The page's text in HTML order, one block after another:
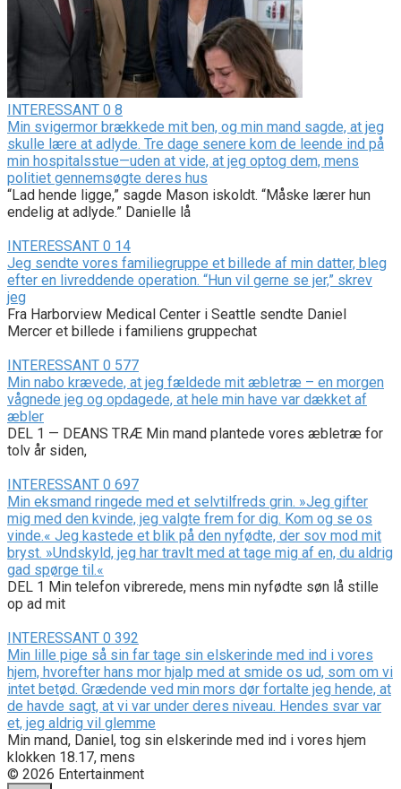
INTERESSANT 0 8
Min svigermor brækkede mit ben, og min mand sagde, at jeg
skulle lære at adlyde. Tre dage senere kom de leende ind på
min hospitalsstue—uden at vide, at jeg optog dem, mens
politiet gennemsøgte deres hus
“Lad hende ligge,” sagde Mason iskoldt. “Måske lærer hun
endelig at adlyde.” Danielle lå
INTERESSANT 0 14
Jeg sendte vores familiegruppe et billede af min datter, bleg
efter en livreddende operation. “Hun vil gerne se jer,” skrev
jeg
Fra Harborview Medical Center i Seattle sendte Daniel
Mercer et billede i familiens gruppechat
INTERESSANT 0 577
Min nabo krævede, at jeg fældede mit æbletræ – en morgen
vågnede jeg og opdagede, at hele min have var dækket af
æbler
DEL 1 — DEANS TRÆ Min mand plantede vores æbletræ for
tolv år siden,
INTERESSANT 0 697
Min eksmand ringede med et selvtilfreds grin. »Jeg gifter
mig med den kvinde, jeg valgte frem for dig. Kom og se os
vinde.« Jeg kastede et blik på den nyfødte, der sov mod mit
bryst. »Undskyld, jeg har travlt med at tage mig af en, du aldrig
gad spørge til.«
DEL 1 Min telefon vibrerede, mens min nyfødte søn lå stille
op ad mit
INTERESSANT 0 392
Min lille pige så sin far tage sin elskerinde med ind i vores
hjem, hvorefter hans mor hjalp med at smide os ud, som om vi
intet betød. Grædende ved min mors dør fortalte jeg hende, at
de havde sagt, at vi var under deres niveau. Hendes svar var
et, jeg aldrig vil glemme
Min mand, Daniel, tog sin elskerinde med ind i vores hjem
klokken 18.17, mens
© 2026 Entertainment